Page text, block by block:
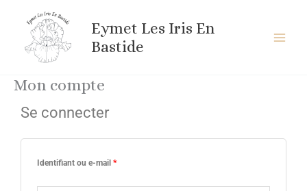
contenu
Eymet Les Iris En
Bastide
Mon compte
Se connecter
Identifiant ou e-mail *
Obligatoire
Obligatoire